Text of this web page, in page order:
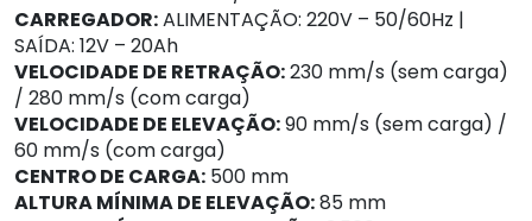
CARREGADOR:ALIMENTAÇÃO: 220V – 50/60Hz |
SAÍDA: 12V – 20Ah
VELOCIDADE DE RETRAÇÃO:230 mm/s (sem carga)
/ 280 mm/s (com carga)
VELOCIDADE DE ELEVAÇÃO:90 mm/s (sem carga) /
60 mm/s (com carga)
CENTRO DE CARGA: 500 mm
ALTURA MÍNIMA DE ELEVAÇÃO:85 mm